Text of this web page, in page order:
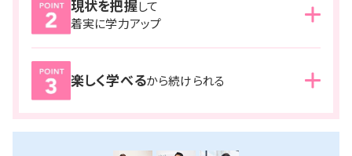
現状を把握して
着実に学力アップ
湘ゼミでは、通塾日ごとに、授業での理解、宿題での定着、
小テストでの計測を繰り返し実施。
現状の定着度を把握し、次の授業に活かすことで、着実に
学力を伸ばしていきます。
楽しく学べるから続けられる
現状を把握しながら繰り返し学習することで、
着実に合格
へ近付いていることが実感できる
お互いに高め合える仲間たちと共に、楽しく学習を継続し
ながら、合格へと向かうことができます。